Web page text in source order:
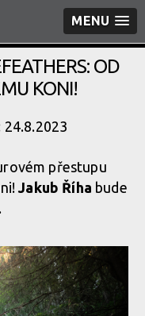
MENU
OD
KONI!
přestupu
Jakub Říha bude
.